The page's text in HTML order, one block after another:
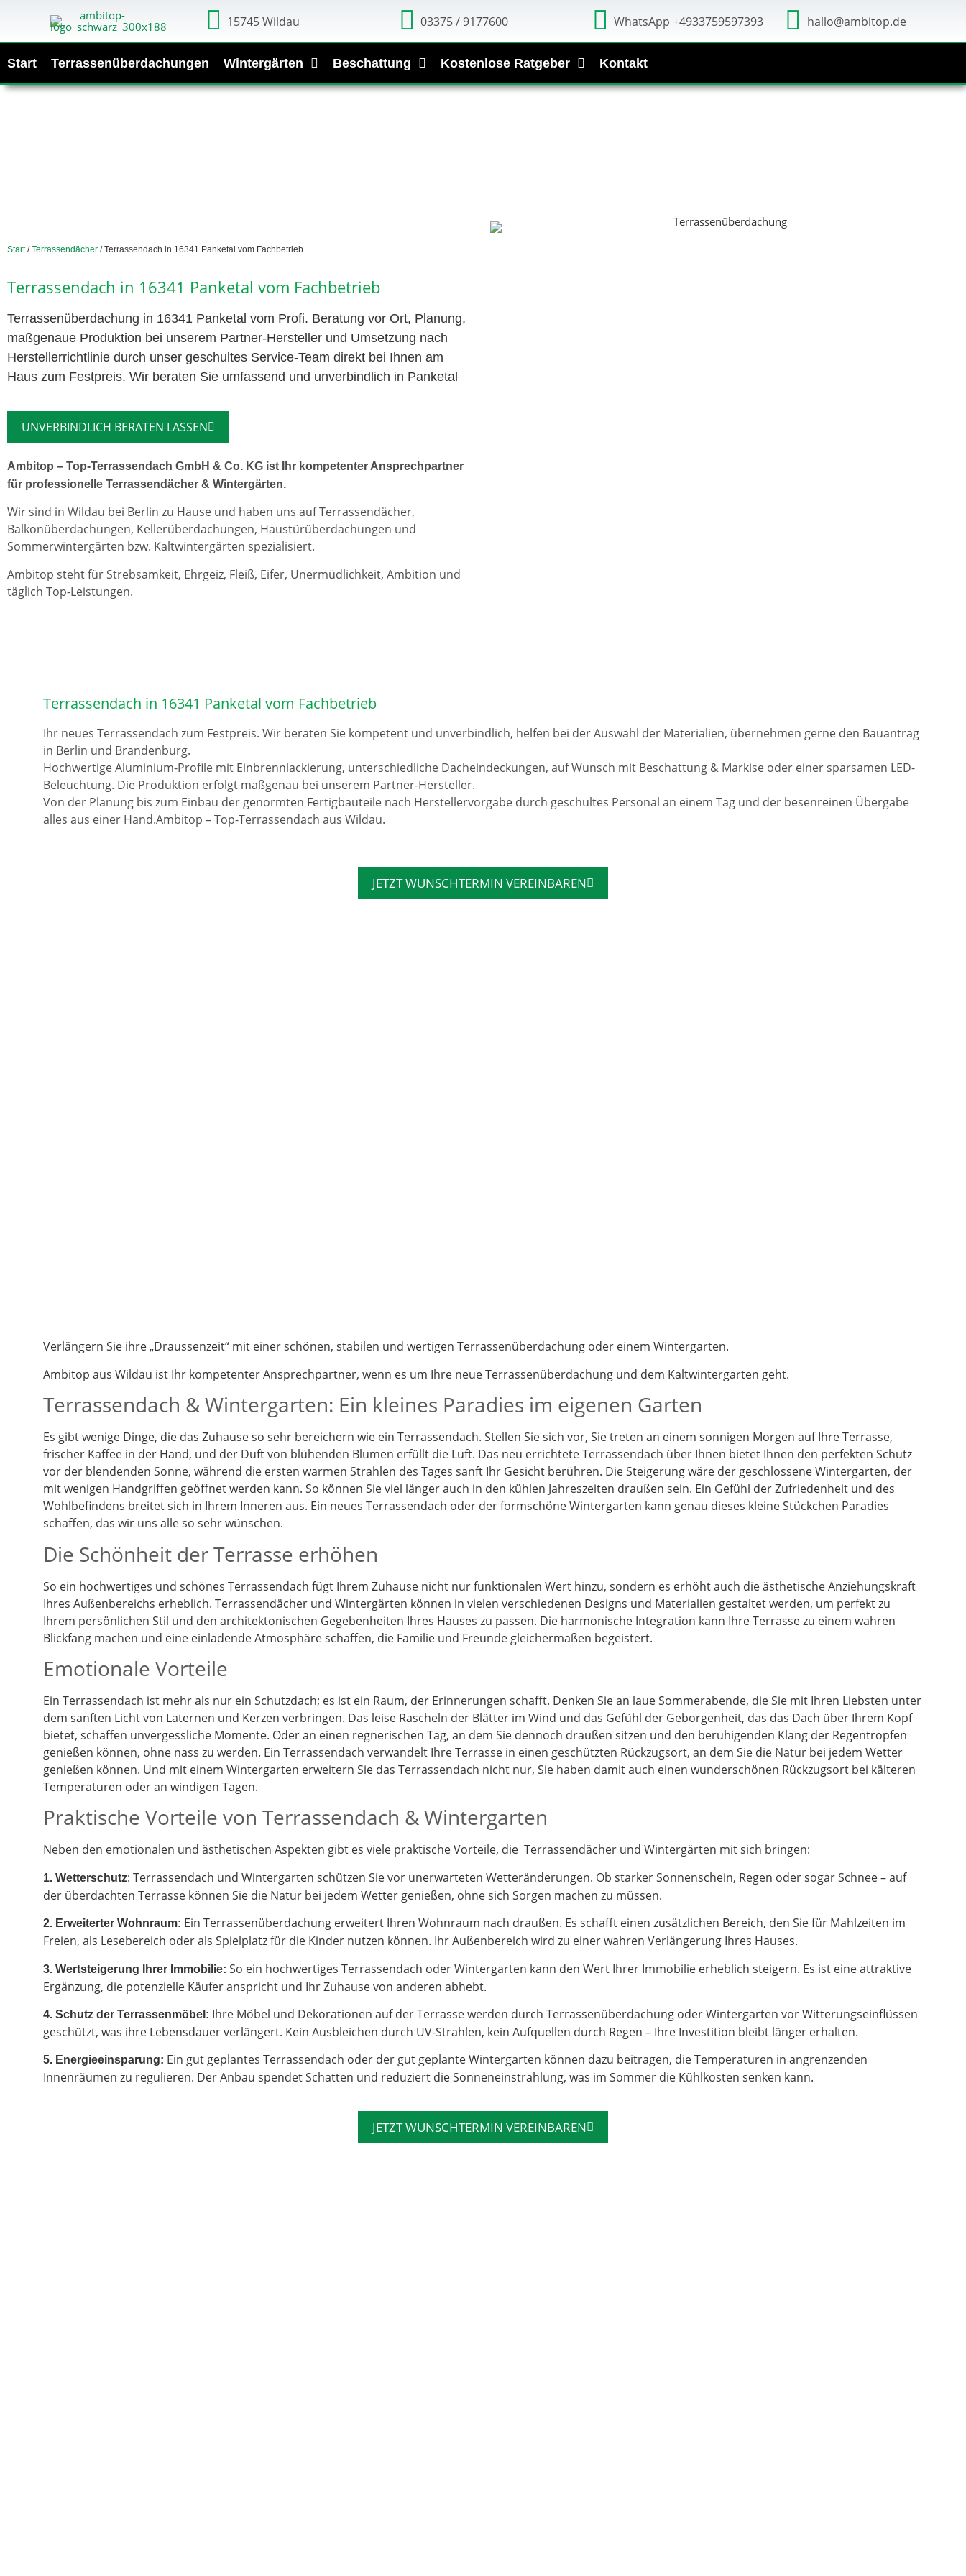
15745 Wildau 03375 / 9177600 WhatsApp +4933759597393 hallo@ambitop.de
Start Terrassenüberdachungen Wintergärten Beschattung Kostenlose Ratgeber Kontakt
Start/Terrassendächer / Terrassendach in 16341 Panketal vom Fachbetrieb
Terrassendach in 16341 Panketal vom Fachbetrieb
Terrassenüberdachung in 16341 Panketal vom Profi. Beratung vor Ort, Planung,
maßgenaue Produktion bei unserem Partner-Hersteller und Umsetzung nach
Herstellerrichtlinie durch unser geschultes Service-Team direkt bei Ihnen am
Haus zum Festpreis. Wir beraten Sie umfassend und unverbindlich in Panketal
UNVERBINDLICH BERATEN LASSEN
Ambitop – Top-Terrassendach GmbH & Co. KG ist Ihr kompetenter Ansprechpartner
für professionelle Terrassendächer & Wintergärten.
Wir sind in Wildau bei Berlin zu Hause und haben uns auf Terrassendächer,
Balkonüberdachungen, Kellerüberdachungen, Haustürüberdachungen und
Sommerwintergärten bzw. Kaltwintergärten spezialisiert.
Ambitop steht für Strebsamkeit, Ehrgeiz, Fleiß, Eifer, Unermüdlichkeit, Ambition und
täglich Top-Leistungen.
Terrassendach in 16341 Panketal vom Fachbetrieb
Ihr neues Terrassendach zum Festpreis. Wir beraten Sie kompetent und unverbindlich, helfen bei der Auswahl der Materialien, übernehmen gerne den Bauantrag
in Berlin und Brandenburg.
Hochwertige Aluminium-Profile mit Einbrennlackierung, unterschiedliche Dacheindeckungen, auf Wunsch mit Beschattung & Markise oder einer sparsamen LED-
Beleuchtung. Die Produktion erfolgt maßgenau bei unserem Partner-Hersteller.
Von der Planung bis zum Einbau der genormten Fertigbauteile nach Herstellervorgabe durch geschultes Personal an einem Tag und der besenreinen Übergabe
alles aus einer Hand.Ambitop – Top-Terrassendach aus Wildau.
JETZT WUNSCHTERMIN VEREINBAREN
Verlängern Sie ihre „Draussenzeit“ mit einer schönen, stabilen und wertigen Terrassenüberdachung oder einem Wintergarten.
Ambitop aus Wildau ist Ihr kompetenter Ansprechpartner, wenn es um Ihre neue Terrassenüberdachung und dem Kaltwintergarten geht.
Terrassendach & Wintergarten: Ein kleines Paradies im eigenen Garten
Es gibt wenige Dinge, die das Zuhause so sehr bereichern wie ein Terrassendach. Stellen Sie sich vor, Sie treten an einem sonnigen Morgen auf Ihre Terrasse,
frischer Kaffee in der Hand, und der Duft von blühenden Blumen erfüllt die Luft. Das neu errichtete Terrassendach über Ihnen bietet Ihnen den perfekten Schutz
vor der blendenden Sonne, während die ersten warmen Strahlen des Tages sanft Ihr Gesicht berühren. Die Steigerung wäre der geschlossene Wintergarten, der
mit wenigen Handgriffen geöffnet werden kann. So können Sie viel länger auch in den kühlen Jahreszeiten draußen sein. Ein Gefühl der Zufriedenheit und des
Wohlbefindens breitet sich in Ihrem Inneren aus. Ein neues Terrassendach oder der formschöne Wintergarten kann genau dieses kleine Stückchen Paradies
schaffen, das wir uns alle so sehr wünschen.
Die Schönheit der Terrasse erhöhen
So ein hochwertiges und schönes Terrassendach fügt Ihrem Zuhause nicht nur funktionalen Wert hinzu, sondern es erhöht auch die ästhetische Anziehungskraft
Ihres Außenbereichs erheblich. Terrassendächer und Wintergärten können in vielen verschiedenen Designs und Materialien gestaltet werden, um perfekt zu
Ihrem persönlichen Stil und den architektonischen Gegebenheiten Ihres Hauses zu passen. Die harmonische Integration kann Ihre Terrasse zu einem wahren
Blickfang machen und eine einladende Atmosphäre schaffen, die Familie und Freunde gleichermaßen begeistert.
Emotionale Vorteile
Ein Terrassendach ist mehr als nur ein Schutzdach; es ist ein Raum, der Erinnerungen schafft. Denken Sie an laue Sommerabende, die Sie mit Ihren Liebsten unter
dem sanften Licht von Laternen und Kerzen verbringen. Das leise Rascheln der Blätter im Wind und das Gefühl der Geborgenheit, das das Dach über Ihrem Kopf
bietet, schaffen unvergessliche Momente. Oder an einen regnerischen Tag, an dem Sie dennoch draußen sitzen und den beruhigenden Klang der Regentropfen
genießen können, ohne nass zu werden. Ein Terrassendach verwandelt Ihre Terrasse in einen geschützten Rückzugsort, an dem Sie die Natur bei jedem Wetter
genießen können. Und mit einem Wintergarten erweitern Sie das Terrassendach nicht nur, Sie haben damit auch einen wunderschönen Rückzugsort bei kälteren
Temperaturen oder an windigen Tagen.
Praktische Vorteile von Terrassendach & Wintergarten
Neben den emotionalen und ästhetischen Aspekten gibt es viele praktische Vorteile, die Terrassendächer und Wintergärten mit sich bringen:
1. Wetterschutz: Terrassendach und Wintergarten schützen Sie vor unerwarteten Wetteränderungen. Ob starker Sonnenschein, Regen oder sogar Schnee – auf
der überdachten Terrasse können Sie die Natur bei jedem Wetter genießen, ohne sich Sorgen machen zu müssen.
2. Erweiterter Wohnraum: Ein Terrassenüberdachung erweitert Ihren Wohnraum nach draußen. Es schafft einen zusätzlichen Bereich, den Sie für Mahlzeiten im
Freien, als Lesebereich oder als Spielplatz für die Kinder nutzen können. Ihr Außenbereich wird zu einer wahren Verlängerung Ihres Hauses.
3. Wertsteigerung Ihrer Immobilie: So ein hochwertiges Terrassendach oder Wintergarten kann den Wert Ihrer Immobilie erheblich steigern. Es ist eine attraktive
Ergänzung, die potenzielle Käufer anspricht und Ihr Zuhause von anderen abhebt.
4. Schutz der Terrassenmöbel: Ihre Möbel und Dekorationen auf der Terrasse werden durch Terrassenüberdachung oder Wintergarten vor Witterungseinflüssen
geschützt, was ihre Lebensdauer verlängert. Kein Ausbleichen durch UV-Strahlen, kein Aufquellen durch Regen – Ihre Investition bleibt länger erhalten.
5. Energieeinsparung: Ein gut geplantes Terrassendach oder der gut geplante Wintergarten können dazu beitragen, die Temperaturen in angrenzenden
Innenräumen zu regulieren. Der Anbau spendet Schatten und reduziert die Sonneneinstrahlung, was im Sommer die Kühlkosten senken kann.
JETZT WUNSCHTERMIN VEREINBAREN